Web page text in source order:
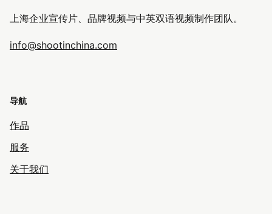
上海企业宣传片、品牌视频与中英双语视频制作团队。
info@shootinchina.com
导航
作品
服务
关于我们